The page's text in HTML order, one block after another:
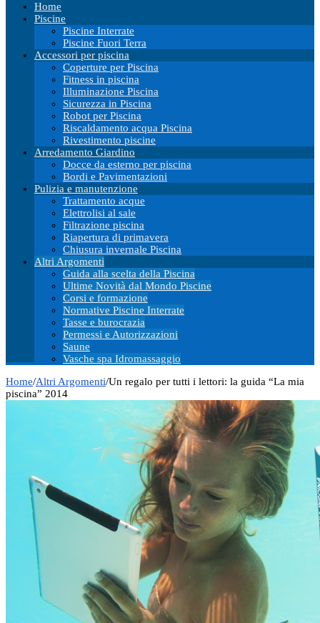
Home
Piscine
Piscine Interrate
Piscine Fuori Terra
Accessori per piscina
Coperture per Piscina
Fitness in piscina
Illuminazione Piscina
Sicurezza in Piscina
Robot per Piscina
Riscaldamento acqua Piscina
Rivestimento piscine
Arredamento Giardino
Docce da esterno per piscina
Bordi e Pavimentazioni
Pulizia e manutenzione
Trattamento acque
Elettrolisi al sale
Filtrazione piscina
Riapertura di primavera
Chiusura invernale Piscina
Altri Argomenti
Guida alla scelta della Piscina
Ultime Novità dal Mondo Piscine
Corsi e formazione
Normative Piscine Interrate
Tasse e burocrazia
Permessi e Autorizzazioni
Saune
Vasche spa Idromassaggio
Home/Altri Argomenti/Un regalo per tutti i lettori: la guida “La mia
piscina” 2014